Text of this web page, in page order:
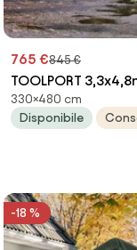
765 €845 €
TOOLPORT
800, grigio, con
cemento) -
330×480 cm
Disponibile
-18 %